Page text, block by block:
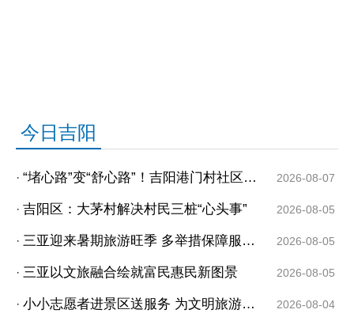
今日吉阳
· “堵心路”变“舒心路”！吉阳港门村社区交通焕新暖民心 2026-08-07
· 吉阳区：大茅村解决村民三桩“心头事” 2026-08-05
· 三亚迎来暑期旅游旺季 多举措保障服务质量 2026-08-05
· 三亚以文旅融合绘就富民惠民新图景 2026-08-05
· 小小志愿者进景区送服务 为文明旅游助力 2026-08-04